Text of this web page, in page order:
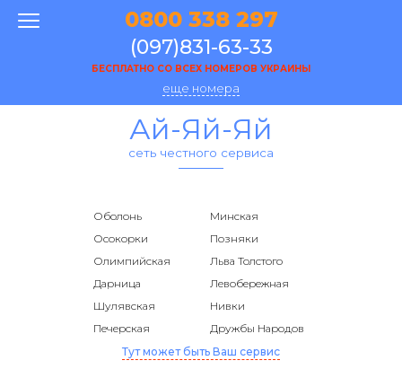
0800 338 297
(097)831-63-33
БЕСПЛАТНО СО ВСЕХ НОМЕРОВ УКРАИНЫ
еще номера
Ай-Яй-Яй
сеть честного сервиса
Оболонь
Минская
Осокорки
Позняки
Олимпийская
Льва Толстого
Дарница
Левобережная
Шулявская
Нивки
Печерская
Дружбы Народов
Тут может быть Ваш сервис